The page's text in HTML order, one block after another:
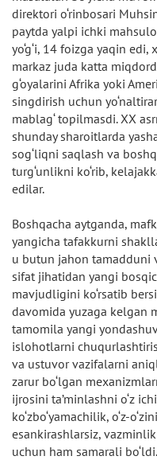
direktori o‘rinbosari
paytda yalpi ichki
yo‘g‘i, 14 foizga yaqin
markaz juda katta
g‘oyalarini Afrika yoki
singdirish uchun
mablag‘ topilmasdi. XX
shunday sharoitlarda
sog‘liqni saqlash va
turg‘unlikni ko‘rib,
edilar.
Boshqacha aytganda,
yangicha tafakkurni
u butun jahon tamadduni
sifat jihatidan yangi
mavjudligini ko‘rsatib
davomida yuzaga kelgan
tamomila yangi
islohotlarni
va ustuvor vazifalarni
zarur bo‘lgan
ijrosini ta’minlashni o‘z
ko‘zbo‘yamachilik, o‘z-
esankirashlarsiz,
uchun ham samarali bo‘ldi.